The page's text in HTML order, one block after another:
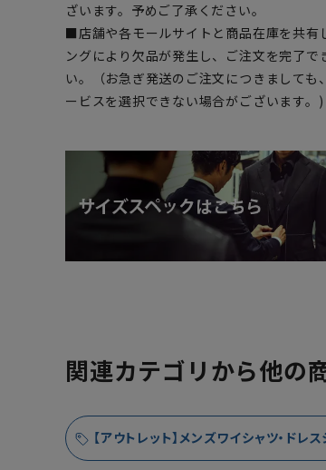
ざいます。予めご了承ください。
■店舗や各モールサイトと商品在庫を共有
ングにより欠品が発生し、ご注文を完了
い。（お急ぎ発送のご注文につきまして
ービスを選択できない場合がございます。)
関連カテゴリから他の
【アウトレット】メンズワイシャツ・ドレ